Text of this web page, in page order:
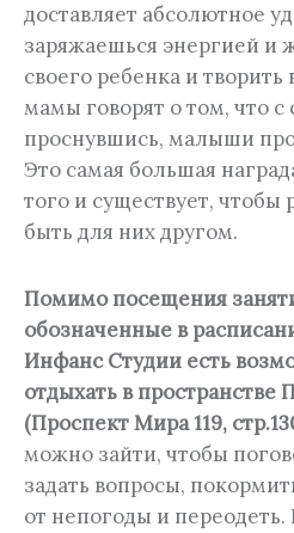
доставляет абсолютное
заряжаешься энергией и
своего ребенка и
мамы говорят о том, что с
проснувшись, малыши
Это самая большая
того и существует, чтобы
быть для них другом.
Помимо посещения
обозначенные в
Инфанс Студии есть
отдыхать в пространстве
(Проспект Мира 119,
можно зайти, чтобы
задать вопросы,
от непогоды и